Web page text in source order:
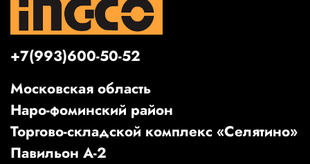
+7(993)600-50-52
Московская область
Наро-фоминский район
Торгово-складской комплекс «Селятино»
Павильон А-2